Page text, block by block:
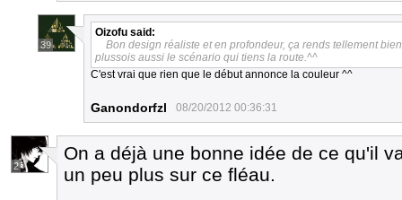
39
Oizofu said:
Bon design réaliste et en profondeur, ça rends tellement
plussois aussi le scénario qui tiens la route.^^
C'est vrai que rien que le début annonce la couleur ^^
Ganondorfzl 08/20/2012 00:36:31
2
On a déjà une bonne idée de ce qu'il
un peu plus sur ce fléau.